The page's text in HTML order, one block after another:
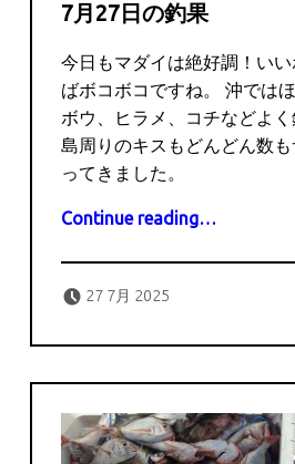
7月27日の釣果
今日もマダイは絶好調！い
ばボコボコですね。 沖では
ボウ、ヒラメ、コチなどよく
島周りのキスもどんどん数
ってきました。
Continue reading“7月27日の釣果”
…
27 7月 2025